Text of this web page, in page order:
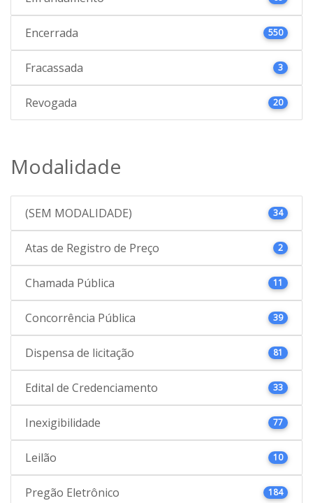
Encerrada 550
Fracassada 3
Revogada 20
Modalidade
(SEM MODALIDADE) 34
Atas de Registro de Preço 2
Chamada Pública 11
Concorrência Pública 39
Dispensa de licitação 81
Edital de Credenciamento 33
Inexigibilidade 77
Leilão 10
Pregão Eletrônico 184